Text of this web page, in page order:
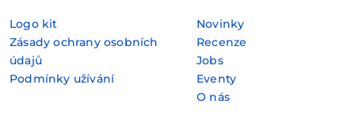
Logo kit
Zásady ochrany osobních
údajů
Podmínky užívání
Novinky
Recenze
Jobs
Eventy
O nás